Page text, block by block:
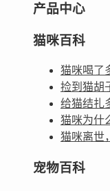
产品中心
猫咪百科
猫咪喝了
捡到猫胡
给猫结扎
猫咪为什
猫咪离世
宠物百科